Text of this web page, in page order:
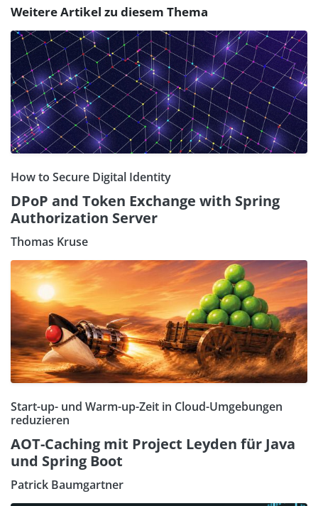
Weitere Artikel zu diesem Thema
How to Secure Digital Identity
DPoP and Token Exchange with Spring
Authorization Server
Thomas Kruse
Start-up- und Warm-up-Zeit in Cloud-Umgebungen
reduzieren
AOT-Caching mit Project Leyden für Java
und Spring Boot
Patrick Baumgartner